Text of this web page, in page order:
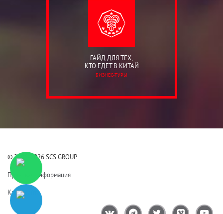
ГАЙД ДЛЯ ТЕХ,
КТО ЕДЕТ В КИТАЙ
БИЗНЕС-ТУРЫ
© 2006-2026 SCS GROUP
Правовая информация
Карта сайта